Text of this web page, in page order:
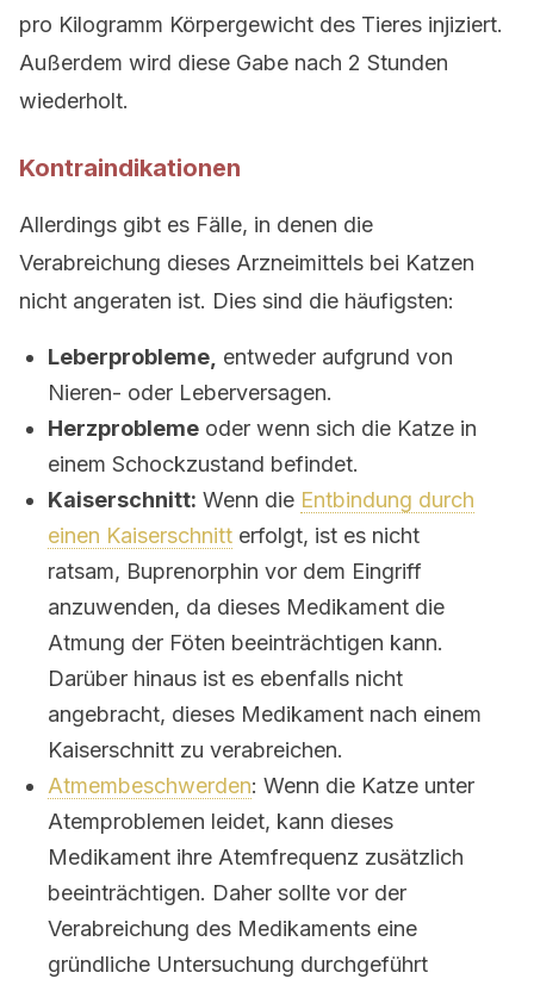
pro Kilogramm Körpergewicht des Tieres injiziert.
Außerdem wird diese Gabe nach 2 Stunden
wiederholt.
Kontraindikationen
Allerdings gibt es Fälle, in denen die
Verabreichung dieses Arzneimittels bei Katzen
nicht angeraten ist. Dies sind die häufigsten:
Leberprobleme, entweder aufgrund von
Nieren- oder Leberversagen.
Herzprobleme oder wenn sich die Katze in
einem Schockzustand befindet.
Kaiserschnitt: Wenn die Entbindung durch
einen Kaiserschnitt erfolgt, ist es nicht
ratsam, Buprenorphin vor dem Eingriff
anzuwenden, da dieses Medikament die
Atmung der Föten beeinträchtigen kann.
Darüber hinaus ist es ebenfalls nicht
angebracht, dieses Medikament nach einem
Kaiserschnitt zu verabreichen.
Atmembeschwerden: Wenn die Katze unter
Atemproblemen leidet, kann dieses
Medikament ihre Atemfrequenz zusätzlich
beeinträchtigen. Daher sollte vor der
Verabreichung des Medikaments eine
gründliche Untersuchung durchgeführt